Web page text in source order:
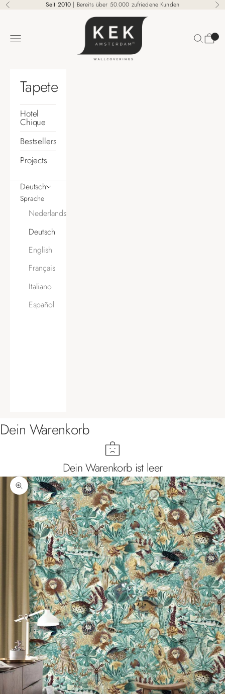
Zum Inhalt springen
Zurück Seit 2010 | Bereits über 50.000 zufriedene Kunden
KEK Amsterdam
Menü Suchen
Tapete
Hotel
Chique
Bestsellers
Projects
Deutsch
Sprache
Nederlands
Deutsch
English
Français
Italiano
Español
Dein Warenkorb
Dein Warenkorb ist leer
Bild vergrößern